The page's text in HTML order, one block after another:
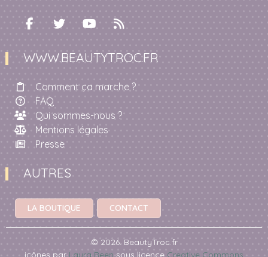
WWW.BEAUTYTROC.FR
Comment ça marche ?
FAQ
Qui sommes-nous ?
Mentions légales
Presse
AUTRES
LA BOUTIQUE CONTACT
© 2026. BeautyTroc.fr
icônes par Laura Reen sous licence Creative Commons